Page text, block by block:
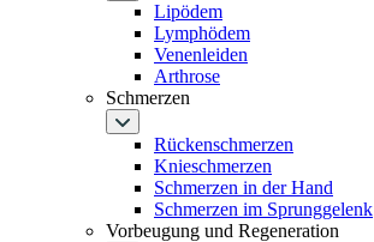
Lipödem
Lymphödem
Venenleiden
Arthrose
Schmerzen
Rückenschmerzen
Knieschmerzen
Schmerzen in der Hand
Schmerzen im Sprunggelenk
Vorbeugung und Regeneration